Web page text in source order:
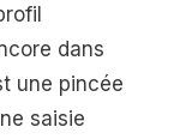
dans
une pincée
saisie